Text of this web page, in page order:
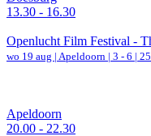
13.30 - 16.30
Openlucht Film Festival -
wo 19 aug | Apeldoorn | 3 - 6 |
Apeldoorn
20.00 - 22.30